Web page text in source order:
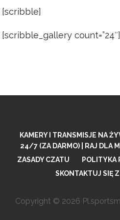
[scribble]
[scribble_gallery count=”24″]
KAMERY I TRANSMISJE NA
24/7 (ZA DARMO) | RAJ DLA
ZASADY CZATU
POLITYKA
SKONTAKTUJ SIĘ Z
Copyright © 2026